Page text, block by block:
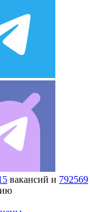
вакансий и 792569